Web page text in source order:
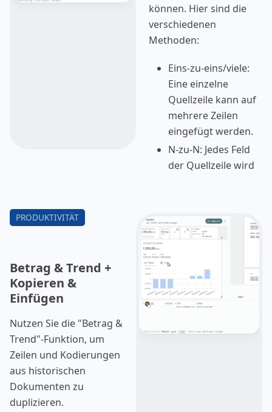
können. Hier sind die
verschiedenen
Methoden:
Eins-zu-eins/viele:
Eine einzelne
Quellzeile kann auf
mehrere Zeilen
eingefügt werden.
N-zu-N: Jedes Feld
der Quellzeile wird
eingefügt.
wird die Zielzeile
aufteilen.
Verwenden Sie
einzelne Felder
Betrag & Trend +
Kopieren &
Einfügen
Nutzen Sie die "Betrag &
Trend"-Funktion, um
Zeilen und Kodierungen
aus historischen
Dokumenten zu
duplizieren.